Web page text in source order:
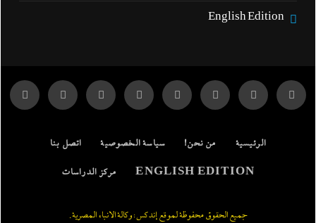
English Edition
الرئيسية من نحن! سياسة الخصوصية اتصل بنا
ENGLISH EDITION مركز الدراسات
جميع الحقوق محفوظة لموقع إندكس: وكالة الانباء المصرية.